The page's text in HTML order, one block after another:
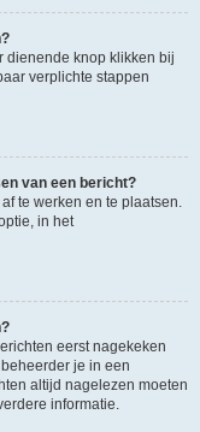
dienende knop klikken bij
verplichte stappen
van een bericht?
te werken en te plaatsen.
in het
eerst nagekeken
je in een
altijd nagelezen moeten
informatie.